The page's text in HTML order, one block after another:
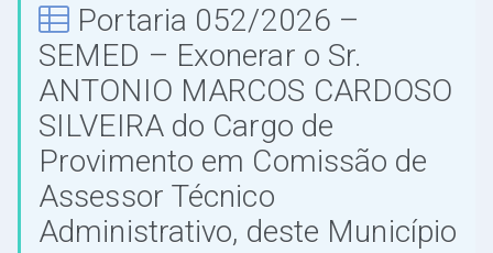
Portaria 052/2026 –
SEMED – Exonerar o Sr.
ANTONIO MARCOS CARDOSO
SILVEIRA do Cargo de
Provimento em Comissão de
Assessor Técnico
Administrativo, deste Município